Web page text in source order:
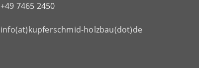
+49 7465 2450
info(at)kupferschmid-holzbau(dot)de